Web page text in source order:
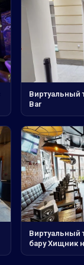
Виртуальный
Bar
Виртуальный
бару Хищник